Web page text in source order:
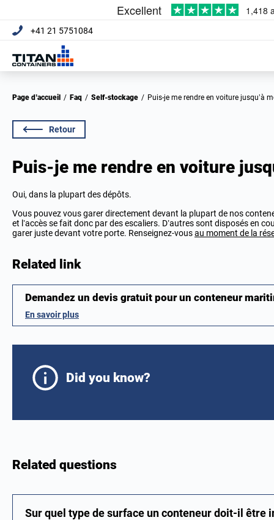
+41 21 5751084
Page d’accueil / Faq / Self-stockage / Puis-je me rendre en voiture jusqu’à
Retour
Puis-je me rendre en voiture
Oui, dans la plupart des dépôts.
Vous pouvez vous garer directement devant la plupart de nos
et l’accès se fait donc par des escaliers. D’autres sont disposés en
garer juste devant votre porte. Renseignez-vousau moment de la
Related link
Demandez un devis gratuit pour un conteneur
En savoir plus
Did you know?
Related questions
Sur quel type de surface un conteneur doit-il être